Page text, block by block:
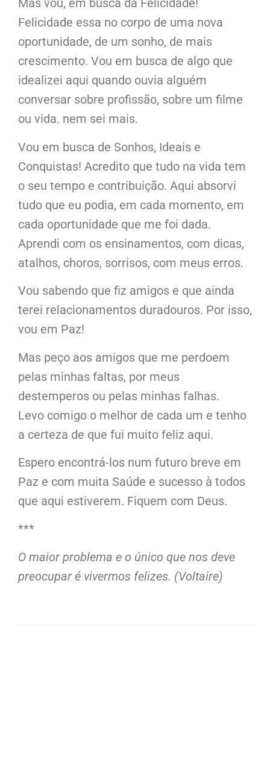
Mas vou, em busca da Felicidade!
Felicidade essa no corpo de uma nova
oportunidade, de um sonho, de mais
crescimento. Vou em busca de algo que
idealizei aqui quando ouvia alguém
conversar sobre profissão, sobre um filme
ou vida. nem sei mais.
Vou em busca de Sonhos, Ideais e
Conquistas! Acredito que tudo na vida tem
o seu tempo e contribuição. Aqui absorvi
tudo que eu podia, em cada momento, em
cada oportunidade que me foi dada.
Aprendi com os ensinamentos, com dicas,
atalhos, choros, sorrisos, com meus erros.
Vou sabendo que fiz amigos e que ainda
terei relacionamentos duradouros. Por isso,
vou em Paz!
Mas peço aos amigos que me perdoem
pelas minhas faltas, por meus
destemperos ou pelas minhas falhas.
Levo comigo o melhor de cada um e tenho
a certeza de que fui muito feliz aqui.
Espero encontrá-los num futuro breve em
Paz e com muita Saúde e sucesso à todos
que aqui estiverem. Fiquem com Deus.
***
O maior problema e o único que nos deve
preocupar é vivermos felizes. (Voltaire)